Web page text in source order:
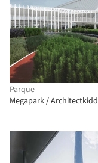
Parque
Megapark / Architectkidd